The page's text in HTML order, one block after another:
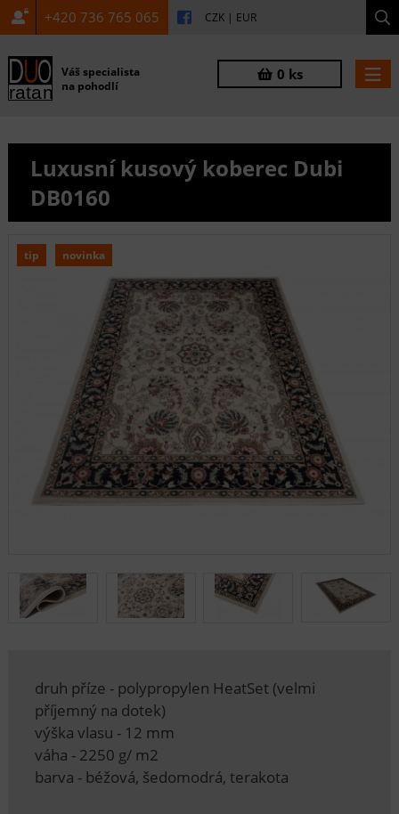
+420 736 765 065 CZK | EUR
Váš specialista
na pohodlí
0 ks
Luxusní kusový koberec Dubi
DB0160
tip novinka
druh příze - polypropylen HeatSet (velmi
příjemný na dotek)
výška vlasu - 12 mm
váha - 2250 g/ m2
barva - béžová, šedomodrá, terakota